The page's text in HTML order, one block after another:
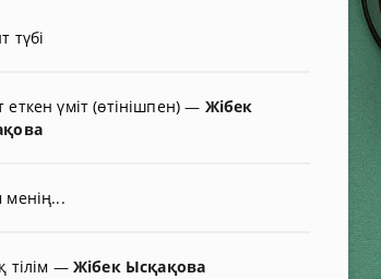
түбі
үміт (өтінішпен)— Жібек
менің...
тілім — Жібек Ысқақова